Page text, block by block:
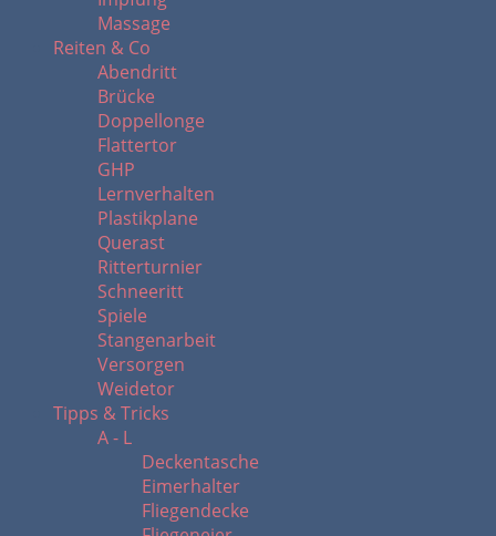
Massage
Reiten & Co
Abendritt
Brücke
Doppellonge
Flattertor
GHP
Lernverhalten
Plastikplane
Querast
Ritterturnier
Schneeritt
Spiele
Stangenarbeit
Versorgen
Weidetor
Tipps & Tricks
A - L
Deckentasche
Eimerhalter
Fliegendecke